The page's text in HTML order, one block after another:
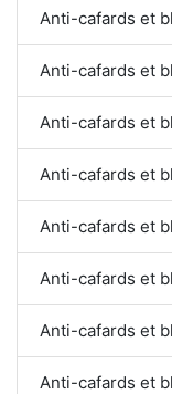
Anti-cafards et
Anti-cafards et
Anti-cafards et
Anti-cafards et
Anti-cafards et
Anti-cafards et
Anti-cafards et
Anti-cafards et